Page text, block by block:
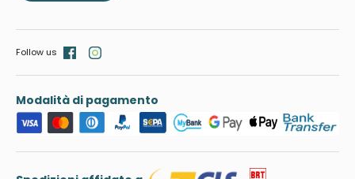
Modalità di pagamento
Follow us